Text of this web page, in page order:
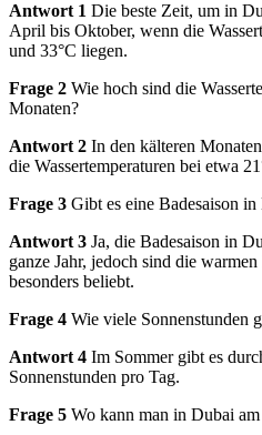
Antwort 1 Die beste Zeit, um in
April bis Oktober, wenn die
und 33°C liegen.
Frage 2 Wie hoch sind die
Monaten?
Antwort 2 In den kälteren
die Wassertemperaturen bei etwa
Frage 3 Gibt es eine Badesaison in
Antwort 3 Ja, die Badesaison in
ganze Jahr, jedoch sind die
besonders beliebt.
Frage 4 Wie viele Sonnenstunden
Antwort 4 Im Sommer gibt es
Sonnenstunden pro Tag.
Frage 5 Wo kann man in Dubai